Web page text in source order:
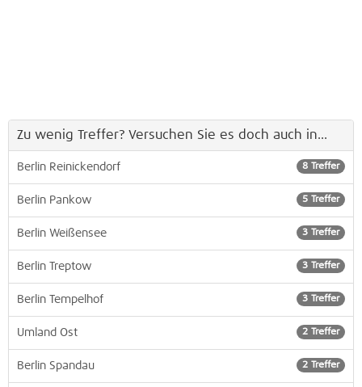
Zu wenig Treffer? Versuchen Sie es doch auch in...
8 Treffer
Berlin Reinickendorf
5 Treffer
Berlin Pankow
3 Treffer
Berlin Weißensee
3 Treffer
Berlin Treptow
3 Treffer
Berlin Tempelhof
2 Treffer
Umland Ost
2 Treffer
Berlin Spandau